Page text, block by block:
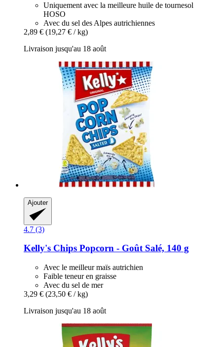
Uniquement avec la meilleure huile de tournesol
HOSO
Avec du sel des Alpes autrichiennes
2,89 € (19,27 € / kg)
Livraison jusqu'au 18 août
Ajouter
4.7 (3)
Kelly's Chips Popcorn -​ Goût Salé, 140 g
Avec le meilleur maïs autrichien
Faible teneur en graisse
Avec du sel de mer
3,29 € (23,50 € / kg)
Livraison jusqu'au 18 août